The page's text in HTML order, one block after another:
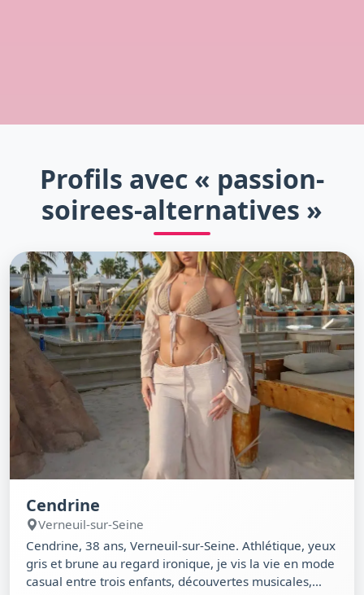
Profils avec « passion-
soirees-alternatives »
Cendrine
Verneuil-sur-Seine
Cendrine, 38 ans, Verneuil-sur-Seine. Athlétique, yeux
gris et brune au regard ironique, je vis la vie en mode
casual entre trois enfants, découvertes musicales,